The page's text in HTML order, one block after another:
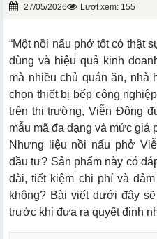
27/05/2026 Lượt xem: 155
“Một nồi nấu phở tốt có thật
dùng và hiệu quả kinh
mà nhiều chủ quán ăn, nhà
chọn thiết bị bếp công
trên thị trường, Viễn Đông
mẫu mã đa dạng và mức giá
Nhưng liệu nồi nấu phở
đầu tư? Sản phẩm này có
dài, tiết kiệm chi phí và
không? Bài viết dưới đây
trước khi đưa ra quyết định